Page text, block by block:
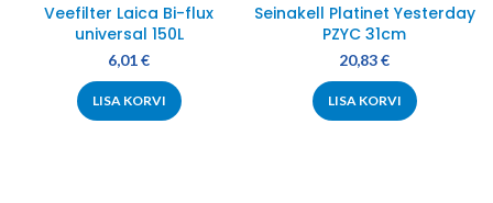
Veefilter Laica Bi-flux
universal 150L
6,01€
LISA KORVI
Seinakell Platinet Yesterday
PZYC 31cm
20,83€
LISA KORVI